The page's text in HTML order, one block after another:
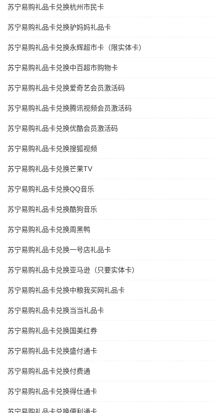
苏宁易购礼品卡兑换杭州市民卡
苏宁易购礼品卡兑换驴妈妈礼品卡
苏宁易购礼品卡兑换永辉超市卡（限实体卡）
苏宁易购礼品卡兑换中百超市购物卡
苏宁易购礼品卡兑换爱奇艺会员激活码
苏宁易购礼品卡兑换腾讯视频会员激活码
苏宁易购礼品卡兑换优酷会员激活码
苏宁易购礼品卡兑换搜狐视频
苏宁易购礼品卡兑换芒果TV
苏宁易购礼品卡兑换QQ音乐
苏宁易购礼品卡兑换酷狗音乐
苏宁易购礼品卡兑换周黑鸭
苏宁易购礼品卡兑换一号店礼品卡
苏宁易购礼品卡兑换亚马逊（只要实体卡）
苏宁易购礼品卡兑换中粮我买网礼品卡
苏宁易购礼品卡兑换当当礼品卡
苏宁易购礼品卡兑换国美红券
苏宁易购礼品卡兑换盛付通卡
苏宁易购礼品卡兑换付费通
苏宁易购礼品卡兑换得仕通卡